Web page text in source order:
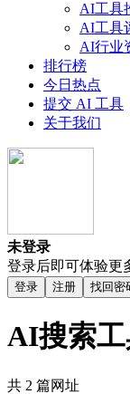
AI工具
AI工具
AI行业
排行榜
今日热点
提交 AI 工具
关于我们
未登录
登录后即可体验更
登录 注册 找回密
AI搜索
共 2 篇网址